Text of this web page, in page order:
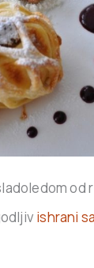
od
ishrani